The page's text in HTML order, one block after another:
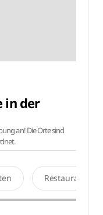
in der
an! Die Orte sind
Restaurants